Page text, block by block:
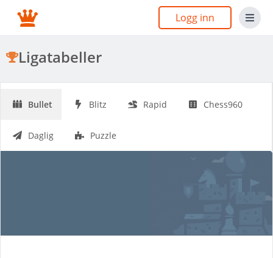
Logg inn
Ligatabeller
Bullet Blitz Rapid Chess960
Daglig Puzzle